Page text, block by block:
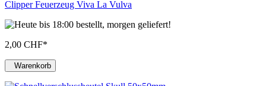
Clipper Feuerzeug Viva La Vulva
2,00 CHF*
Warenkorb